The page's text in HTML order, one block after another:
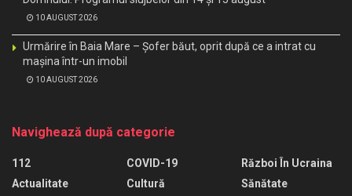
10 AUGUST 2026
Urmărire în Baia Mare – Șofer băut, oprit după ce a intrat cu
mașina într-un imobil
10 AUGUST 2026
Navighează după categorie
112
Actualitate
COVID-19
Cultură
Război În Ucraina
Sănătate